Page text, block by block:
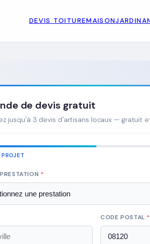
DEVIS TOITUREMAISONJARDIN
de devis gratuit
jusqu'à 3 devis d'artisans locaux — gratuit
*
CODE POSTAL *